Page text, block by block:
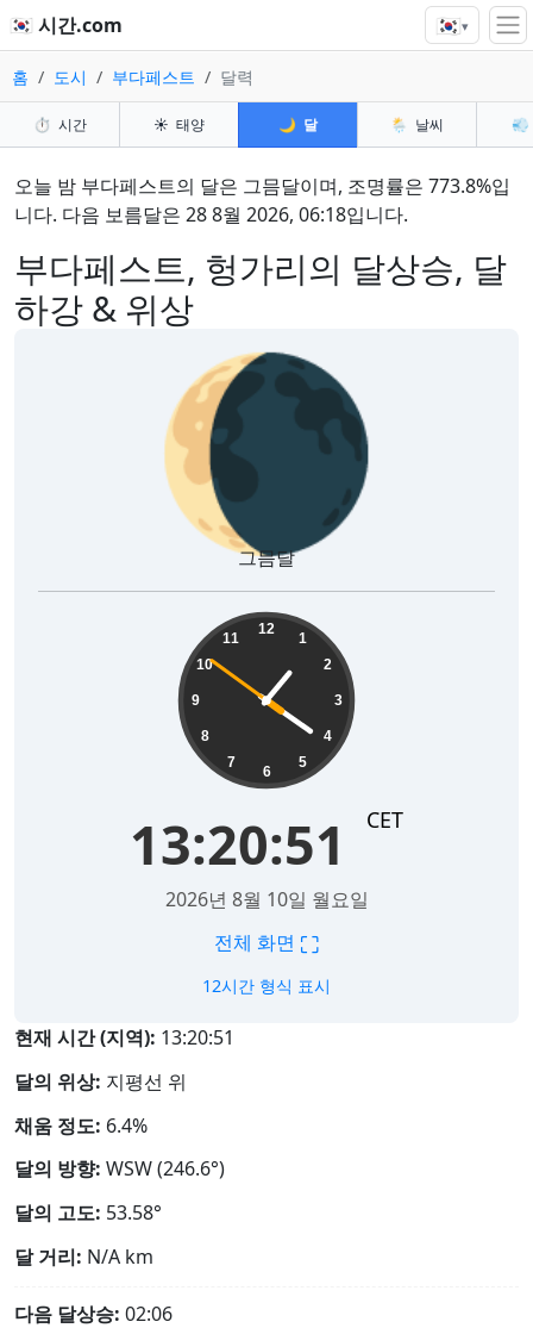
🇰🇷 시간.com 🇰🇷▾
홈 도시 부다페스트 달력
⏱️ 시간 ☀️ 태양 🌙 달 🌦️ 날씨 💨
부다페스트, 헝가리의 달상승, 달
하강 & 위상
오늘 밤 부다페스트의 달은 그믐달이며, 조명률은 773.8%입
니다. 다음 보름달은 28 8월 2026, 06:18입니다.
🌘
그믐달
12
1
2
3
4
5
6
7
8
9
10
11
13:20:52 CET
2026년 8월 10일 월요일
전체 화면 ⛶
12시간 형식 표시
현재 시간 (지역): 13:20:52
달의 위상: 지평선 위
채움 정도: 6.4%
달의 방향: WSW (246.6°)
달의 고도: 53.58°
달 거리: N/A km
다음 달상승: 02:06